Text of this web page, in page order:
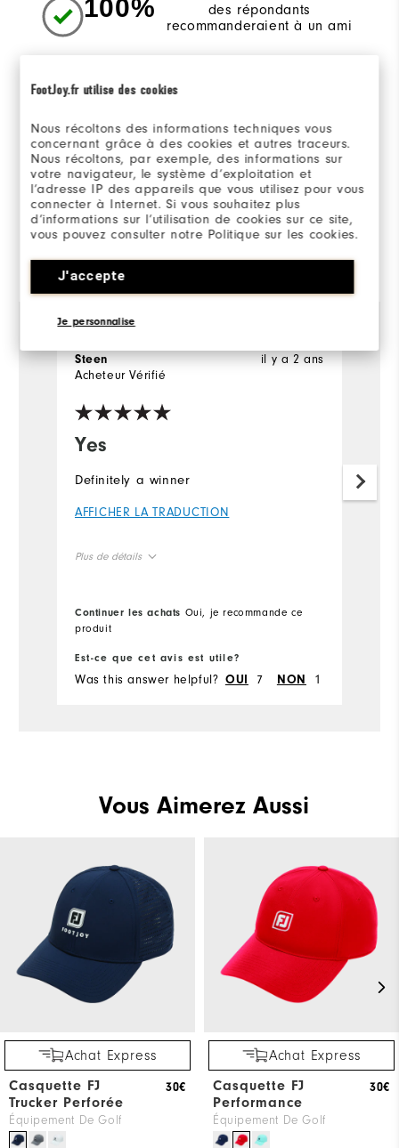
FootJoy.fr utilise des cookies
Nous récoltons des informations techniques vous
concernant grâce à des cookies et autres traceurs.
Nous récoltons, par exemple, des informations sur
votre navigateur, le système d’exploitation et
l’adresse IP des appareils que vous utilisez pour vous
connecter à Internet. Si vous souhaitez plus
d’informations sur l’utilisation de cookies sur ce site,
vous pouvez consulter notre Politique sur les cookies.
J'accepte
Je personnalise
100%
des répondants
recommanderaient à un ami
Sizing/Fit
Overall Size
Runs Small Runs Large
Evalué par 1 client
Yes
il y a 2 ans
Steen
Acheteur Vérifié
Definitely a winner
AFFICHER LA TRADUCTION
Plus de détails
Runs Small
Continuer les achats Oui, je recommande ce
produit
Est-ce que cet avis est utile?
Was this answer helpful? OUI 7 NON 1
Vous Aimerez Aussi
Achat Express
Casquette FJ
Trucker Perforée
Équipement De Golf
30€
Achat Express
Casquette FJ
Performance
Équipement De Golf
30€